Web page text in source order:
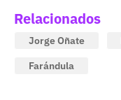
Relacionados
Jorge Oñate
Farándula